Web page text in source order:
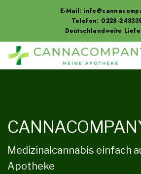
E-Mail:
Telefon: 0228-
Deutschlandweite
Medizinalcannabis einfach
Apotheke